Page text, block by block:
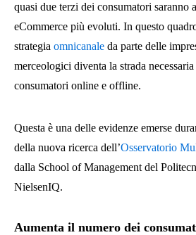
quasi due terzi dei consumatori saranno
eCommerce più evoluti. In questo
strategia omnicanale da parte delle
merceologici diventa la strada
consumatori online e offline.
Questa è una delle evidenze emerse
della nuova ricerca dell’Osservatorio
dalla School of Management del
NielsenIQ.
Aumenta il numero dei